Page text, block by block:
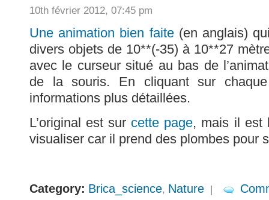
10th février 2012, 07:45 pm
Une animation bien faite(en anglais)
divers objets de 10**(-35) à 10**27
avec le curseur situé au bas de
de la souris. En cliquant sur
informations plus détaillées.
L’original est sur cette page, mais il est
visualiser car il prend des plombes pour
Category: Brica_science, Nature |